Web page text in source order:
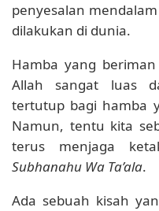
penyesalan
dilakukan di dunia.
Hamba yang
Allah sangat luas
tertutup bagi hamba
Namun, tentu kita
terus menjaga
Subhanahu Wa Ta’ala.
Ada sebuah kisah